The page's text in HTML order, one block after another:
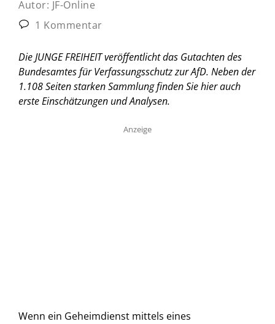
Autor: JF-Online
1 Kommentar
Die JUNGE FREIHEIT veröffentlicht das Gutachten des
Bundesamtes für Verfassungsschutz zur AfD. Neben der
1.108 Seiten starken Sammlung finden Sie hier auch
erste Einschätzungen und Analysen.
Anzeige
Wenn ein Geheimdienst mittels eines